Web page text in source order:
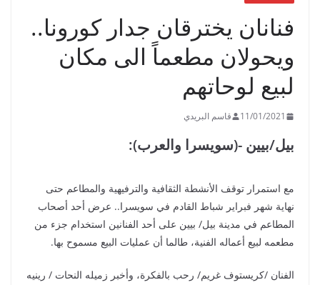
فنانان يخترقان جدار كورونا..
ويحولان مطعماً الى مكان
لبيع لوحاتهم
11/01/2021 قاسم البريدي
بيل/بيين -(سويسرا والعرب):
مع استمرار توقف الأنشطة الثقافية والترفيهية والمطاعم حتى
نهاية شهر فبراير شباط القادم في سويسرا.. عرض أحد أصحاب
المطاعم في مدينة بيل/ بيين على أحد الفنانين استخدام جزء من
مطعمه لبيع أعماله الفنية، طالما أن عمليات البيع مسموح بها.
الفنان /كريستوف غريم/ رحب بالفكرة، وأخبر زميله النحات / رينيه